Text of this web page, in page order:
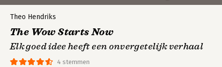
4 stemmen
Theo Hendriks
The Wow Starts Now
Elk goed idee heeft een onvergetelijk verhaal